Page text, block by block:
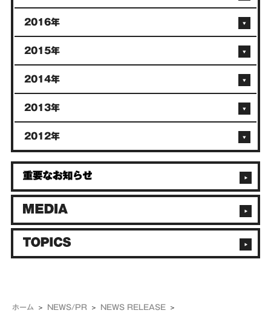
ホーム NEWS/PR NEWS RELEASE
2016年
2015年
2014年
2013年
2012年